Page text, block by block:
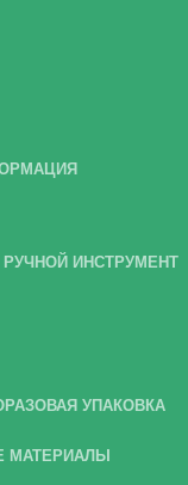
ИНСТРУМЕНТ
УПАКОВКА
МАТЕРИАЛЫ